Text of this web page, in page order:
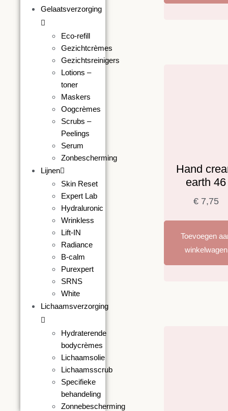
Gelaatsverzorging
Eco-refill
Gezichtcrèmes
Gezichtsreinigers
Lotions –
toner
Maskers
Oogcrèmes
Scrubs –
Peelings
Serum
Zonbescherming
Lijnen
Skin Reset
Expert Lab
Hydraluronic
Wrinkless
Lift-IN
Radiance
B-calm
Purexpert
SRNS
White
Lichaamsverzorging
Hydraterende
bodycrèmes
Lichaamsolie
Lichaamsscrub
Specifieke
behandeling
Zonnebescherming
Hand
earth 46
€7,75
Toevoegen
winkelwagen